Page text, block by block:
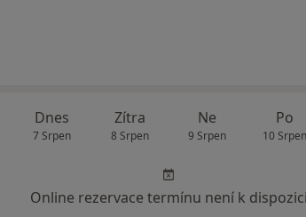
Dnes
7 Srpen
Zítra
8 Srpen
Ne
9 Srpen
Po
10 Srpen
Online rezervace termínu není k dispozici